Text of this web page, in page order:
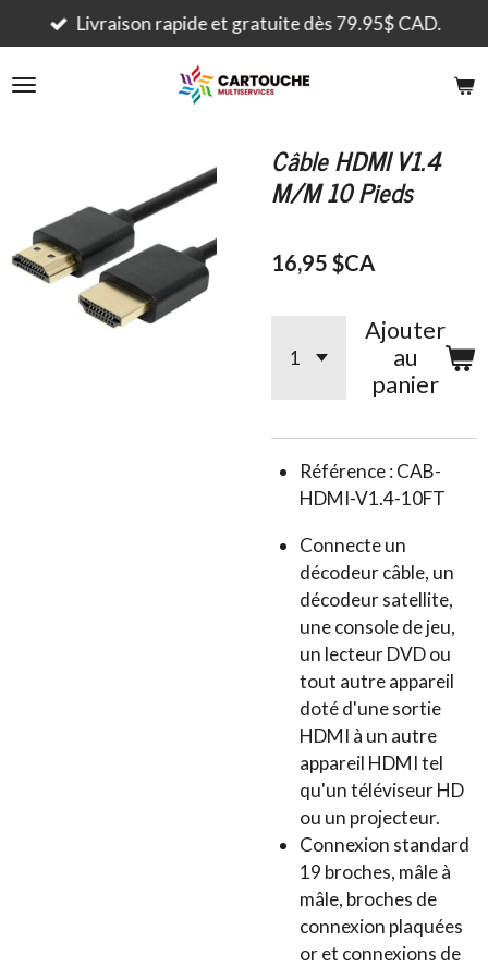
Passer
au
contenu
Livraison rapide et gratuite dès 79.95$ CAD.
Câble HDMI V1.4
M/M 10 Pieds
16,95 $CA
Ajouter
au
panier
Référence : CAB-
HDMI-V1.4-10FT
Connecte un
décodeur câble, un
décodeur satellite,
une console de jeu,
un lecteur DVD ou
tout autre appareil
doté d'une sortie
HDMI à un autre
appareil HDMI tel
qu'un téléviseur HD
ou un projecteur.
Connexion standard
19 broches, mâle à
mâle, broches de
connexion plaquées
or et connexions de